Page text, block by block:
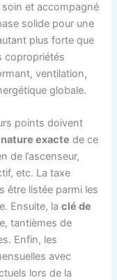
soin et accompagné
solide pour une
plus forte que
copropriétés
ventilation,
globale.
points doivent
nature exacte de ce
de l’ascenseur,
etc. La taxe
être listée parmi les
Ensuite, laclé de
tantièmes de
Enfin, les
avec
lors de la